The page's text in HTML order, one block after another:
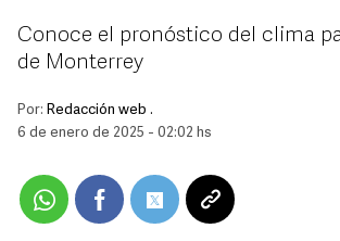
Conoce el pronóstico del clima
de Monterrey
Por: Redacción web .
6 de enero de 2025 - 02:02 hs